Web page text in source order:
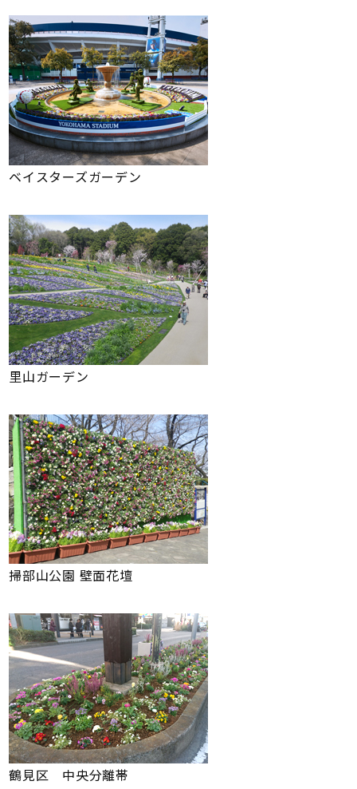
ベイスターズガーデン
里山ガーデン
掃部山公園 壁面花壇
鶴見区 中央分離帯